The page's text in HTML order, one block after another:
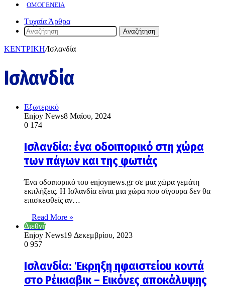
ΟΜΟΓΈΝΕΙΑ
Τυχαία Άρθρα
Αναζήτηση
ΚΕΝΤΡΙΚΗ/Ισλανδία
Ισλανδία
Εξωτερικό
Enjoy News8 Μαΐου, 2024
0 174
Ισλανδία: ένα οδοιπορικό στη χώρα
των πάγων και της φωτιάς
Ένα οδοιπορικό του enjoynews.gr σε μια χώρα γεμάτη
εκπλήξεις. Η Iσλανδία είναι μια χώρα που σίγουρα δεν θα
επισκεφθείς αν…
Read More »
Διεθνή
Enjoy News19 Δεκεμβρίου, 2023
0 957
Ισλανδία: Έκρηξη ηφαιστείου κοντά
στο Ρέικιαβικ – Εικόνες αποκάλυψης